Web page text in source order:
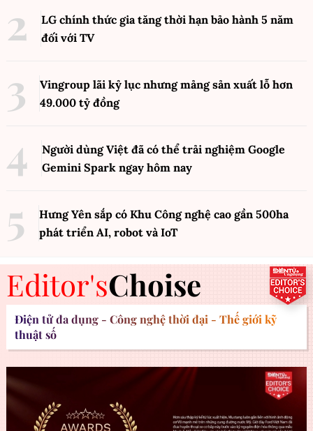
LG chính thức gia tăng thời hạn bảo hành 5 năm
đối với TV
Vingroup lãi kỷ lục nhưng mảng sản xuất lỗ hơn
49.000 tỷ đồng
Người dùng Việt đã có thể trải nghiệm Google
Gemini Spark ngay hôm nay
Hưng Yên sắp có Khu Công nghệ cao gần 500ha
phát triển AI, robot và IoT
Editor'sChoise
Điện tử đa dụng - Công nghệ thời đại - Thế giới kỹ
thuật số